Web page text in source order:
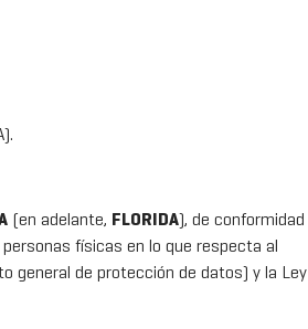
(en adelante, FLORIDA), de conformidad
físicas en lo que respecta al
general de protección de datos) y la Ley